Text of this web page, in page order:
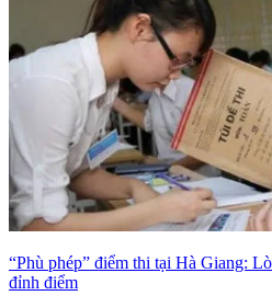
“Phù phép” điểm thi tại Hà Giang:
đỉnh điểm